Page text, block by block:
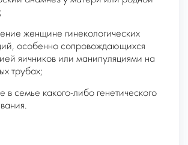
женщине гинекологических
особенно сопровождающихся
яичников или манипуляциями на
трубах;
в семье какого-либо генетического